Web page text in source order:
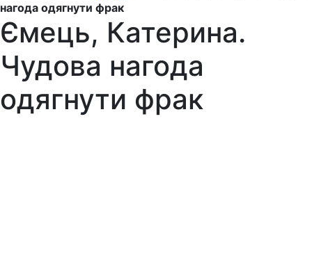
нагода одягнути фрак
Ємець, Катерина.
Чудова нагода
одягнути фрак